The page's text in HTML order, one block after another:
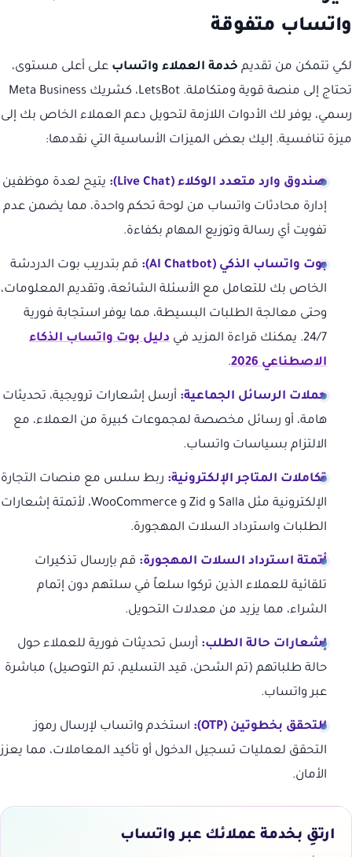
واتساب متفوقة
لكي تتمكن من تقديم خدمة العملاء واتساب على أعلى مستوى،
تحتاج إلى منصة قوية ومتكاملة. LetsBot، كشريك Meta Business
رسمي، يوفر لك الأدوات اللازمة لتحويل دعم العملاء الخاص بك إلى
ميزة تنافسية. إليك بعض الميزات الأساسية التي نقدمها:
صندوق وارد متعدد الوكلاء (Live Chat):
يتيح لعدة موظفين
إدارة محادثات واتساب من لوحة تحكم واحدة، مما يضمن عدم
تفويت أي رسالة وتوزيع المهام بكفاءة.
بوت واتساب الذكي (AI Chatbot):
قم بتدريب بوت الدردشة
الخاص بك للتعامل مع الأسئلة الشائعة، وتقديم المعلومات،
وحتى معالجة الطلبات البسيطة، مما يوفر استجابة فورية
24/7. يمكنك قراءة المزيد في
دليل بوت واتساب الذكاء
الاصطناعي 2026
.
حملات الرسائل الجماعية: أرسل إشعارات ترويجية، تحديثات
هامة، أو رسائل مخصصة لمجموعات كبيرة من العملاء، مع
الالتزام بسياسات واتساب.
تكاملات المتاجر الإلكترونية: ربط سلس مع منصات التجارة
الإلكترونية مثل Salla و Zid و WooCommerce، لأتمتة إشعارات
الطلبات واسترداد السلات المهجورة.
أتمتة استرداد السلات المهجورة: قم بإرسال تذكيرات
تلقائية للعملاء الذين تركوا سلعاً في سلتهم دون إتمام
الشراء، مما يزيد من معدلات التحويل.
إشعارات حالة الطلب: أرسل تحديثات فورية للعملاء حول
حالة طلباتهم (تم الشحن، قيد التسليم، تم التوصيل) مباشرة
عبر واتساب.
التحقق بخطوتين (OTP):
استخدم واتساب لإرسال رموز
التحقق لعمليات تسجيل الدخول أو تأكيد المعاملات، مما يعزز
الأمان.
ارتقِ بخدمة عملائك عبر واتساب